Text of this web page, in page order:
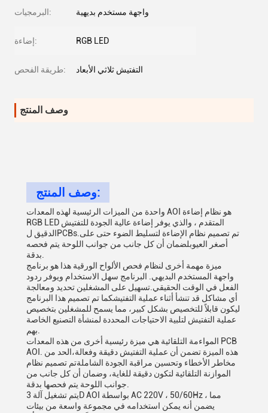
البرمجيات: واجهة مستخدم بديهية
إضاءة: RGB LED
طريقة الفحص: التفتيش ثلاثي الأبعاد
وصف المنتج
وصف المنتج:
واحدة من الميزات الرئيسية لهذه المعدات AOI هو نظام إضاءة
RGB LED المتقدم ، والذي يوفر إضاءة عالية الجودة للتفتيش
الدقيق لPCBs.تم تصميم نظام الإضاءة لتسليط الضوء حتى على
أصغر العيوبلضمان أن كل جانب من جوانب اللوحة يتم فحصه
ميزة مهمة أخرى لنظام فحص الألواح الورقية هذا هو برنامج
واجهة المستخدم البديهي. البرنامج سهل الاستخدام ويوفر ردود
الفعل في الوقت الحقيقي.تسهيل على المشغلين تحديد ومعالجة
أي مشاكل قد تنشأ أثناء عملية التفتيشكما تم تصميم هذا البرنامج
ليكون قابلاً للتخصيص بشكل كبير، مما يسمح للمشغلين بتخصيص
عملية التفتيش لتلبية الاحتياجات المحددة لمنشأة التصنيع الخاصة
المواءمة التلقائية هي ميزة رئيسية أخرى من هذه المعدات PCB
AOI. هذه الميزة تضمن أن عملية التفتيش دقيقة وفعالة،الحد من
مخاطر الأخطاء وتحسين مراقبة الجودة الشاملةتم تصميم نظام
الموازنة التلقائية لتكون دقيقة للغاية، وضمان أن كل جانب من
يتم تشغيل آلة 3D AOI بواسطة AC 220V ، 50/60Hz ، مما
يضمن أنه يمكن استخدامه في مجموعة واسعة من بيئات